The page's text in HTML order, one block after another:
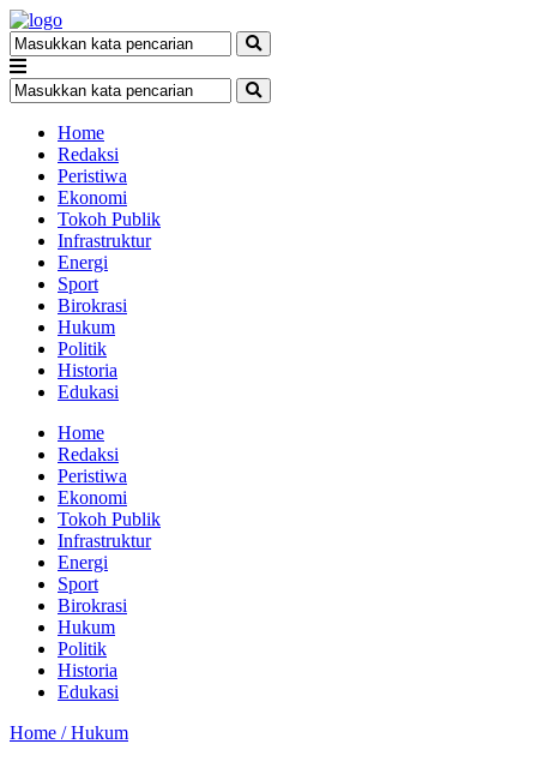
Home
Redaksi
Peristiwa
Ekonomi
Tokoh Publik
Infrastruktur
Energi
Sport
Birokrasi
Hukum
Politik
Historia
Edukasi
Home
Redaksi
Peristiwa
Ekonomi
Tokoh Publik
Infrastruktur
Energi
Sport
Birokrasi
Hukum
Politik
Historia
Edukasi
Home /Hukum